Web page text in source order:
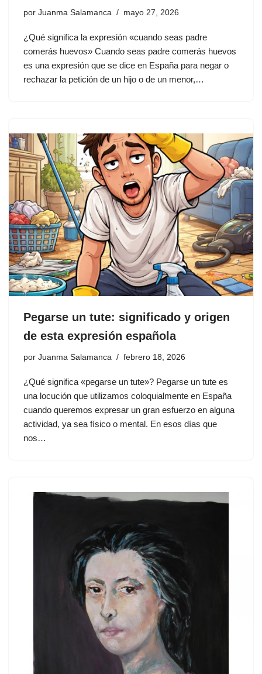
por Juanma Salamanca mayo 27, 2026
¿Qué significa la expresión «cuando seas padre
comerás huevos» Cuando seas padre comerás huevos
es una expresión que se dice en España para negar o
rechazar la petición de un hijo o de un menor,…
Pegarse un tute: significado y origen
de esta expresión española
por Juanma Salamanca febrero 18, 2026
¿Qué significa «pegarse un tute»? Pegarse un tute es
una locución que utilizamos coloquialmente en España
cuando queremos expresar un gran esfuerzo en alguna
actividad, ya sea físico o mental. En esos días que
nos…